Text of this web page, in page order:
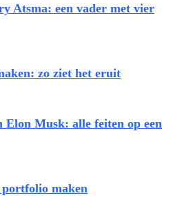
Atsma: een vader met vier
zo ziet het eruit
Elon Musk: alle feiten op een
portfolio maken